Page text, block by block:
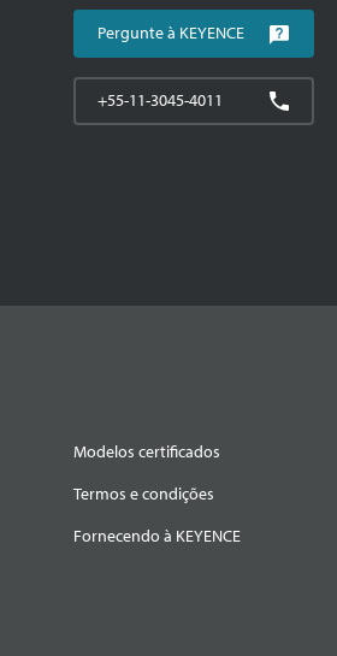
Pergunte à KEYENCE
+55-11-3045-4011
Modelos certificados
Termos e condições
Fornecendo à KEYENCE